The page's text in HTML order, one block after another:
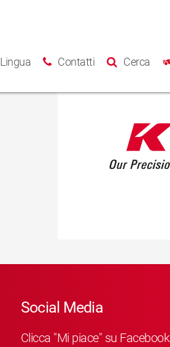
Lingua Contatti Cerca
Social Media
Clicca "Mi piace" su Facebook